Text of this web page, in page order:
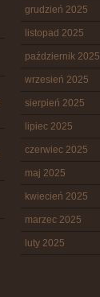
grudzień 2025
listopad 2025
październik 2025
wrzesień 2025
sierpień 2025
lipiec 2025
czerwiec 2025
maj 2025
kwiecień 2025
marzec 2025
luty 2025